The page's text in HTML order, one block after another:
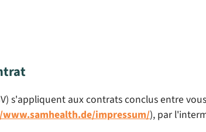
s'appliquent aux contrats conclus entre
impressum/), par